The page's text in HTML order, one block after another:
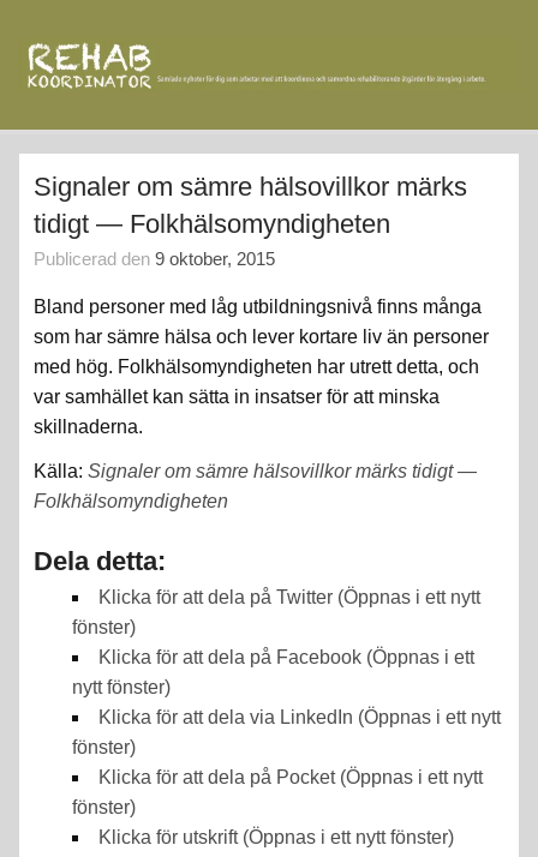
innehåll
samordna rehabiliterande åtgärder för återgång i arbete.
Signaler om sämre hälsovillkor märks
tidigt — Folkhälsomyndigheten
Publicerad den 9 oktober, 2015
Bland personer med låg utbildningsnivå finns många
som har sämre hälsa och lever kortare liv än personer
med hög. Folkhälsomyndigheten har utrett detta, och
var samhället kan sätta in insatser för att minska
skillnaderna.
Källa: Signaler om sämre hälsovillkor märks tidigt —
Folkhälsomyndigheten
Dela detta:
Klicka för att dela på Twitter (Öppnas i ett nytt
fönster)
Klicka för att dela på Facebook (Öppnas i ett
nytt fönster)
Klicka för att dela via LinkedIn (Öppnas i ett nytt
fönster)
Klicka för att dela på Pocket (Öppnas i ett nytt
fönster)
Klicka för utskrift (Öppnas i ett nytt fönster)